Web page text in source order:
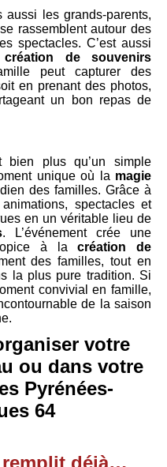
aussi les grands-parents,
rassemblent autour des
spectacles. C’est aussi
création de souvenirs
peut capturer des
en prenant des photos,
un bon repas de
bien plus qu’un simple
unique où la magie
des familles. Grâce à
spectacles et
en un véritable lieu de
. L’événement crée une
à lacréation de
des familles, tout en
la plus pure tradition. Si
convivial en famille,
de la saison
votre
ou dans votre
Pyrénées-
64
remplit déjà…